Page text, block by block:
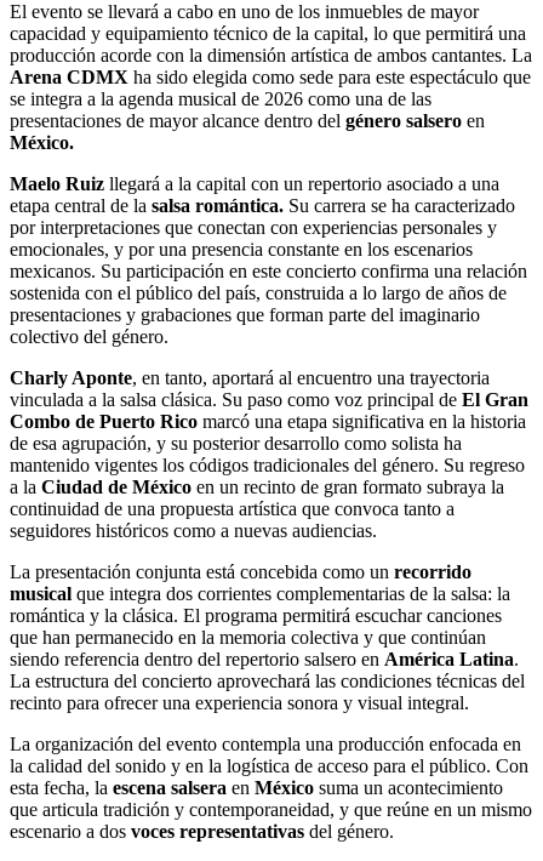
El evento se llevará a cabo en uno de los inmuebles de mayor
capacidad y equipamiento técnico de la capital, lo que permitirá una
producción acorde con la dimensión artística de ambos cantantes. La
Arena CDMX ha sido elegida como sede para este espectáculo que
se integra a la agenda musical de 2026 como una de las
presentaciones de mayor alcance dentro del género salsero en
México.
Maelo Ruiz llegará a la capital con un repertorio asociado a una
etapa central de la salsa romántica. Su carrera se ha caracterizado
por interpretaciones que conectan con experiencias personales y
emocionales, y por una presencia constante en los escenarios
mexicanos. Su participación en este concierto confirma una relación
sostenida con el público del país, construida a lo largo de años de
presentaciones y grabaciones que forman parte del imaginario
colectivo del género.
Charly Aponte, en tanto, aportará al encuentro una trayectoria
vinculada a la salsa clásica. Su paso como voz principal de El Gran
Combo de Puerto Rico marcó una etapa significativa en la historia
de esa agrupación, y su posterior desarrollo como solista ha
mantenido vigentes los códigos tradicionales del género. Su regreso
a la Ciudad de México en un recinto de gran formato subraya la
continuidad de una propuesta artística que convoca tanto a
seguidores históricos como a nuevas audiencias.
La presentación conjunta está concebida como un recorrido
musical que integra dos corrientes complementarias de la salsa: la
romántica y la clásica. El programa permitirá escuchar canciones
que han permanecido en la memoria colectiva y que continúan
siendo referencia dentro del repertorio salsero en América Latina.
La estructura del concierto aprovechará las condiciones técnicas del
recinto para ofrecer una experiencia sonora y visual integral.
La organización del evento contempla una producción enfocada en
la calidad del sonido y en la logística de acceso para el público. Con
esta fecha, la escena salsera en México suma un acontecimiento
que articula tradición y contemporaneidad, y que reúne en un mismo
escenario a dos voces representativas del género.